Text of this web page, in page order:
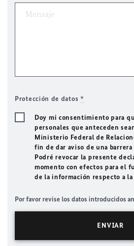
Protección de datos *
Doy mi consentimiento para
personales que anteceden
Ministerio Federal de
fin de dar aviso de una
Podré revocar la presente
momento con efectos para el
de la información respecto a
Por favor revise los datos introducidos